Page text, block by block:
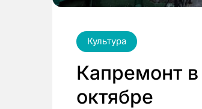
Культура
Капремонт в
октябре